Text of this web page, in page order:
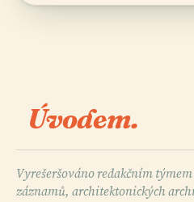
Úvodem.
Vyrešeršováno redakčním
záznamů, architektonických